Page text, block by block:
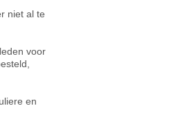
niet al te
voor
en